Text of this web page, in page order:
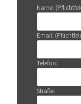
Name:
Email:
Telefon:
Straße: